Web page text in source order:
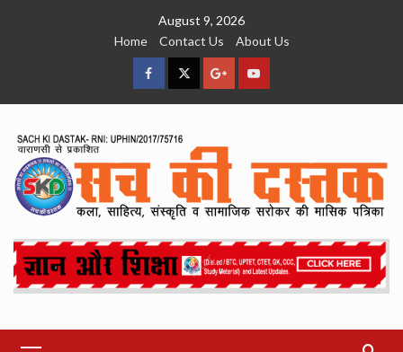
August 9, 2026
Home
Contact Us About Us
facebookTwitterGoogleYouTube